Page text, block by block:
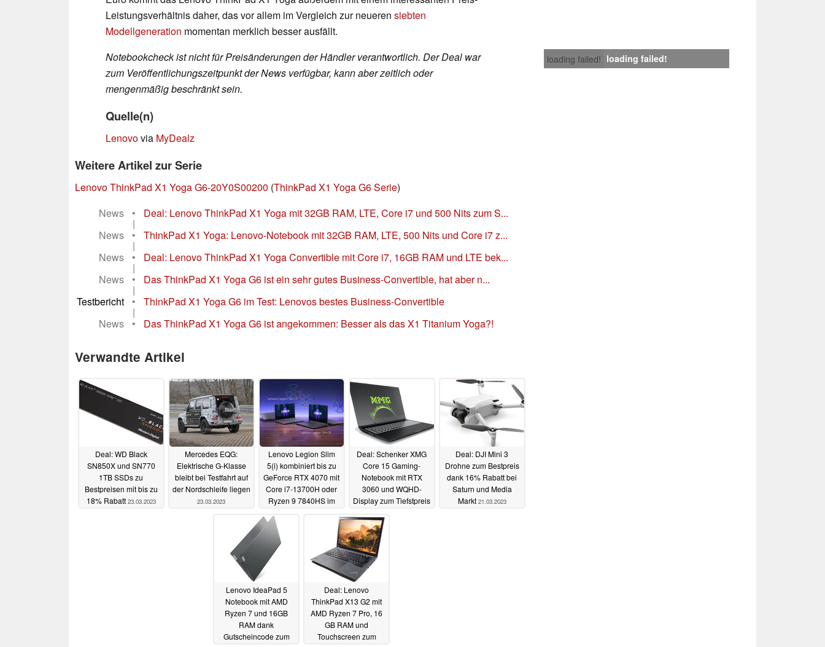
Leistungsverhältnis daher, das vor allem im Vergleich zur neueren siebten
Modellgeneration momentan merklich besser ausfällt.
loading failed! loading failed!
Notebookcheck ist nicht für Preisänderungen der Händler verantwortlich. Der Deal war
zum Veröffentlichungszeitpunkt der News verfügbar, kann aber zeitlich oder
mengenmäßig beschränkt sein.
Quelle(n)
Lenovovia MyDealz
Weitere Artikel zur Serie
Lenovo ThinkPad X1 Yoga G6-20Y0S00200 (ThinkPad X1 Yoga G6 Serie)
News
• Deal: Lenovo ThinkPad X1 Yoga mit 32GB RAM, LTE, Core i7 und 500 Nits zum S...
|
News
• ThinkPad X1 Yoga: Lenovo-Notebook mit 32GB RAM, LTE, 500 Nits und Core i7 z...
|
News
• Deal: Lenovo ThinkPad X1 Yoga Convertible mit Core i7, 16GB RAM und LTE bek...
|
News
• Das ThinkPad X1 Yoga G6 ist ein sehr gutes Business-Convertible, hat aber n...
|
Testbericht
• ThinkPad X1 Yoga G6 im Test: Lenovos bestes Business-Convertible
|
News
• Das ThinkPad X1 Yoga G6 ist angekommen: Besser als das X1 Titanium Yoga?!
Verwandte Artikel
Deal: WD Black
SN850X und SN770
1TB SSDs zu
Bestpreisen mit bis zu
18% Rabatt 23.03.2023
Mercedes EQG:
Elektrische G-Klasse
bleibt bei Testfahrt auf
der Nordschleife liegen
23.03.2023
Lenovo Legion Slim
5(i) kombiniert bis zu
GeForce RTX 4070 mit
Core i7-13700H oder
Ryzen 9 7840HS im
Gaming-Laptop
Deal: Schenker XMG
Core 15 Gaming-
Notebook mit RTX
3060 und WQHD-
Display zum Tiefstpreis
21.03.2023
Deal: DJI Mini 3
Drohne zum Bestpreis
dank 16% Rabatt bei
Saturn und Media
Markt 21.03.2023
Lenovo IdeaPad 5
Notebook mit AMD
Ryzen 7 und 16GB
RAM dank
Gutscheincode zum
Deal: Lenovo
ThinkPad X13 G2 mit
AMD Ryzen 7 Pro, 16
GB RAM und
Touchscreen zum